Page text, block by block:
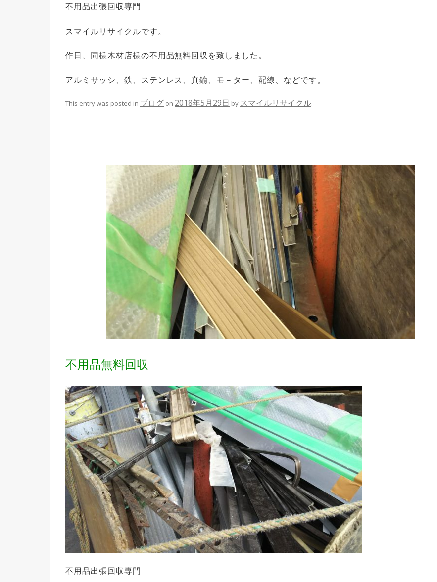
不用品出張回収専門
スマイルリサイクルです。
作日、同様木材店様の不用品無料回収を致しました。
アルミサッシ、鉄、ステンレス、真鍮、モ－ター、配線、などです。
This entry was posted in ブログ on 2018年5月29日 by スマイルリサイクル.
不用品無料回収
不用品出張回収専門